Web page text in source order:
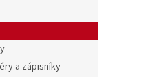
a zápisníky